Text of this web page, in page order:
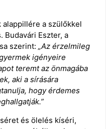
alappillére a szülőkkel
Budavári Eszter, a
szerint: „Az érzelmileg
igényeire
teremt az önmagába
aki a sírására
hogy érdemes
és ölelés kíséri,